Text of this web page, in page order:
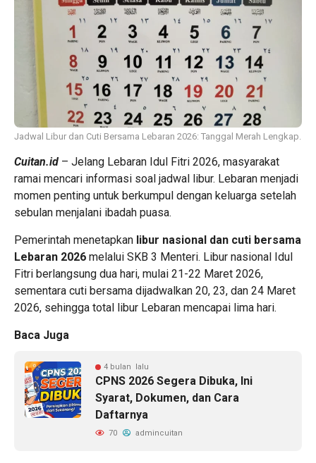
Jadwal Libur dan Cuti Bersama Lebaran 2026: Tanggal Merah Lengkap.
Cuitan.id – Jelang Lebaran Idul Fitri 2026, masyarakat
ramai mencari informasi soal jadwal libur. Lebaran menjadi
momen penting untuk berkumpul dengan keluarga setelah
sebulan menjalani ibadah puasa.
Pemerintah menetapkan libur nasional dan cuti bersama
Lebaran 2026 melalui SKB 3 Menteri. Libur nasional Idul
Fitri berlangsung dua hari, mulai 21-22 Maret 2026,
sementara cuti bersama dijadwalkan 20, 23, dan 24 Maret
2026, sehingga total libur Lebaran mencapai lima hari.
Baca Juga
4 bulan lalu
CPNS 2026 Segera Dibuka, Ini
Syarat, Dokumen, dan Cara
Daftarnya
70 admincuitan